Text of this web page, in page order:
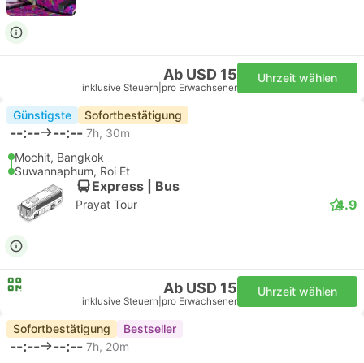
Ab USD 15
inklusive Steuern pro Erwachsener
Uhrzeit wählen
Günstigste Sofortbestätigung
--:-- --:-- 7h, 30m
Mochit, Bangkok
Suwannaphum, Roi Et
Express | Bus
Prayat Tour 4.9
Ab USD 15
inklusive Steuern pro Erwachsener
Uhrzeit wählen
Sofortbestätigung Bestseller
--:-- --:-- 7h, 20m